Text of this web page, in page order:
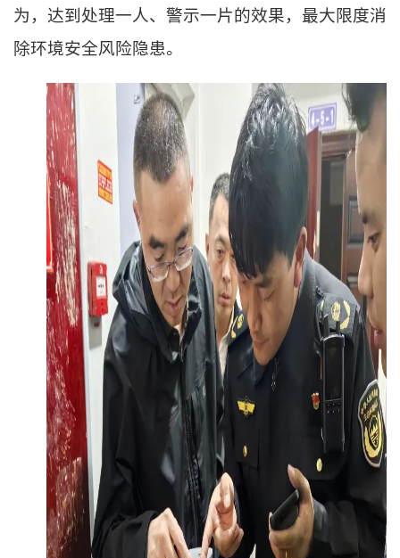
为，达到处理一人、警示一片的效果，最大限度消
除环境安全风险隐患。